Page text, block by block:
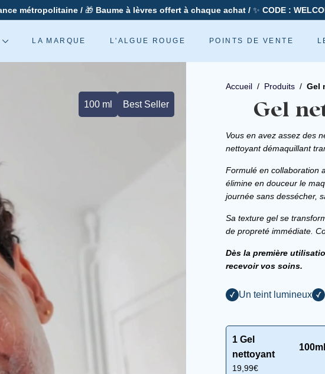
Pause
métropolitaine / 🎁Baume à lèvres offert à chaque achat / ✨ CODE :
LA MARQUE L'ALGUE ROUGE POINTS DE VENTE
100 ml Best Seller
Accueil / Produits / Gel
Gel
Vous en avez assez des
nettoyant démaquillant
Formulé en collaboration
élimine en douceur le
journée sans dessécher,
Sa texture gel se
de propreté immédiate.
Dès la première
recevoir vos soins.
Un teint lumineux
1 Gel
nettoyant
100ml
19,99€